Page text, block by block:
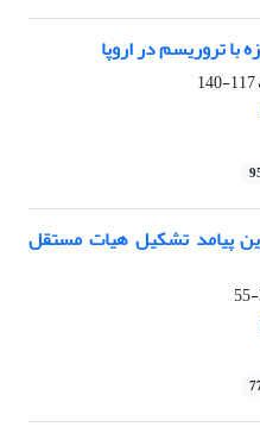
تروریسم در اروپا
117-140
پیامد تشکیل هیات مستقل